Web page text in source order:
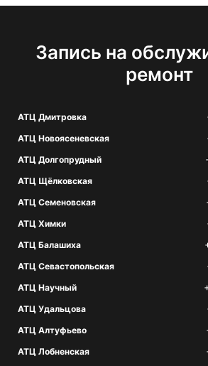
Запись на
ремонт
АТЦ Дмитровка
АТЦ Новоясеневская
АТЦ Долгопрудный
АТЦ Щёлковская
АТЦ Семеновская
АТЦ Химки
АТЦ Балашиха
АТЦ Севастопольская
АТЦ Научный
АТЦ Удальцова
АТЦ Алтуфьево
АТЦ Лобненская